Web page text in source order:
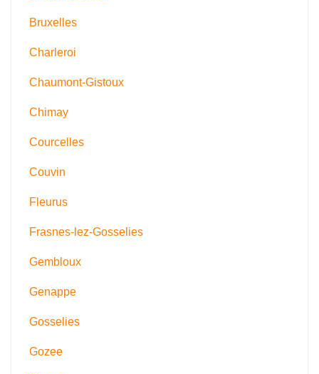
Bruxelles
Charleroi
Chaumont-Gistoux
Chimay
Courcelles
Couvin
Fleurus
Frasnes-lez-Gosselies
Gembloux
Genappe
Gosselies
Gozee